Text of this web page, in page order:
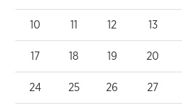
10 11 12 13
17 18 19 20
24 25 26 27